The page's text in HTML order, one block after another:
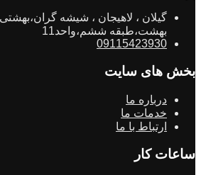
بهشت،طبقه ششم،واحد11
09115423930
بخش های سایت
درباره ما
خدمات ما
ارتباط با ما
ساعات کار